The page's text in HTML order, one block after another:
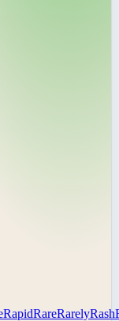
RapidRareRarelyRash